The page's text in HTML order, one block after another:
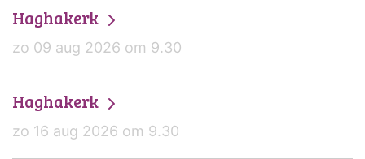
Haghakerk
zo 09 aug 2026 om 9.30
Haghakerk
zo 16 aug 2026 om 9.30